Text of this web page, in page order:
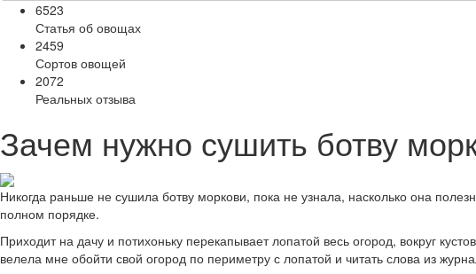
6523
Статья об овощах
2459
Сортов овощей
2072
Реальных отзыва
Зачем нужно сушить ботву
Никогда раньше не сушила ботву моркови, пока не узнала, насколько она
полном порядке.
Приходит на дачу и потихоньку перекапывает лопатой весь огород, вокруг
велела мне обойти свой огород по периметру с лопатой и читать слова из